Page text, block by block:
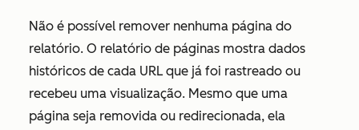
Não é possível remover nenhuma página do
relatório. O relatório de páginas mostra dados
históricos de cada URL que já foi rastreado ou
recebeu uma visualização. Mesmo que uma
página seja removida ou redirecionada, ela